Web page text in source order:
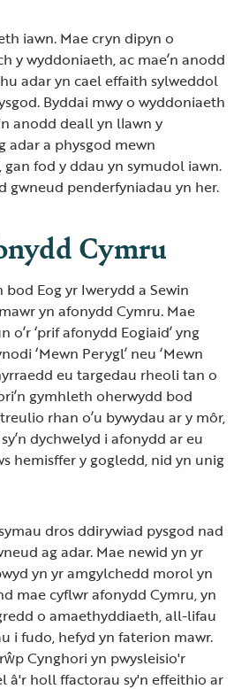
iawn. Mae cryn dipyn o
y wyddoniaeth, ac mae’n anodd
adar yn cael effaith sylweddol
Byddai mwy o wyddoniaeth
anodd deall yn llawn y
adar a physgod mewn
fod y ddau yn symudol iawn.
gwneud penderfyniadau yn her.
Cymru
Eog yr Iwerydd a Sewin
yn afonydd Cymru. Mae
‘prif afonydd Eogiaid’ yng
‘Mewn Perygl’ neu ‘Mewn
eu targedau rheoli tan o
gymhleth oherwydd bod
rhan o’u bywydau ar y môr,
dychwelyd i afonydd ar eu
hemisffer y gogledd, nid yn unig
dros ddirywiad pysgod nad
ag adar. Mae newid yn yr
yn yr amgylchedd morol yn
mae cyflwr afonydd Cymru, yn
o amaethyddiaeth, all-lifau
i fudo, hefyd yn faterion mawr.
Cynghori yn pwysleisio'r
â'r holl ffactorau sy'n effeithio ar